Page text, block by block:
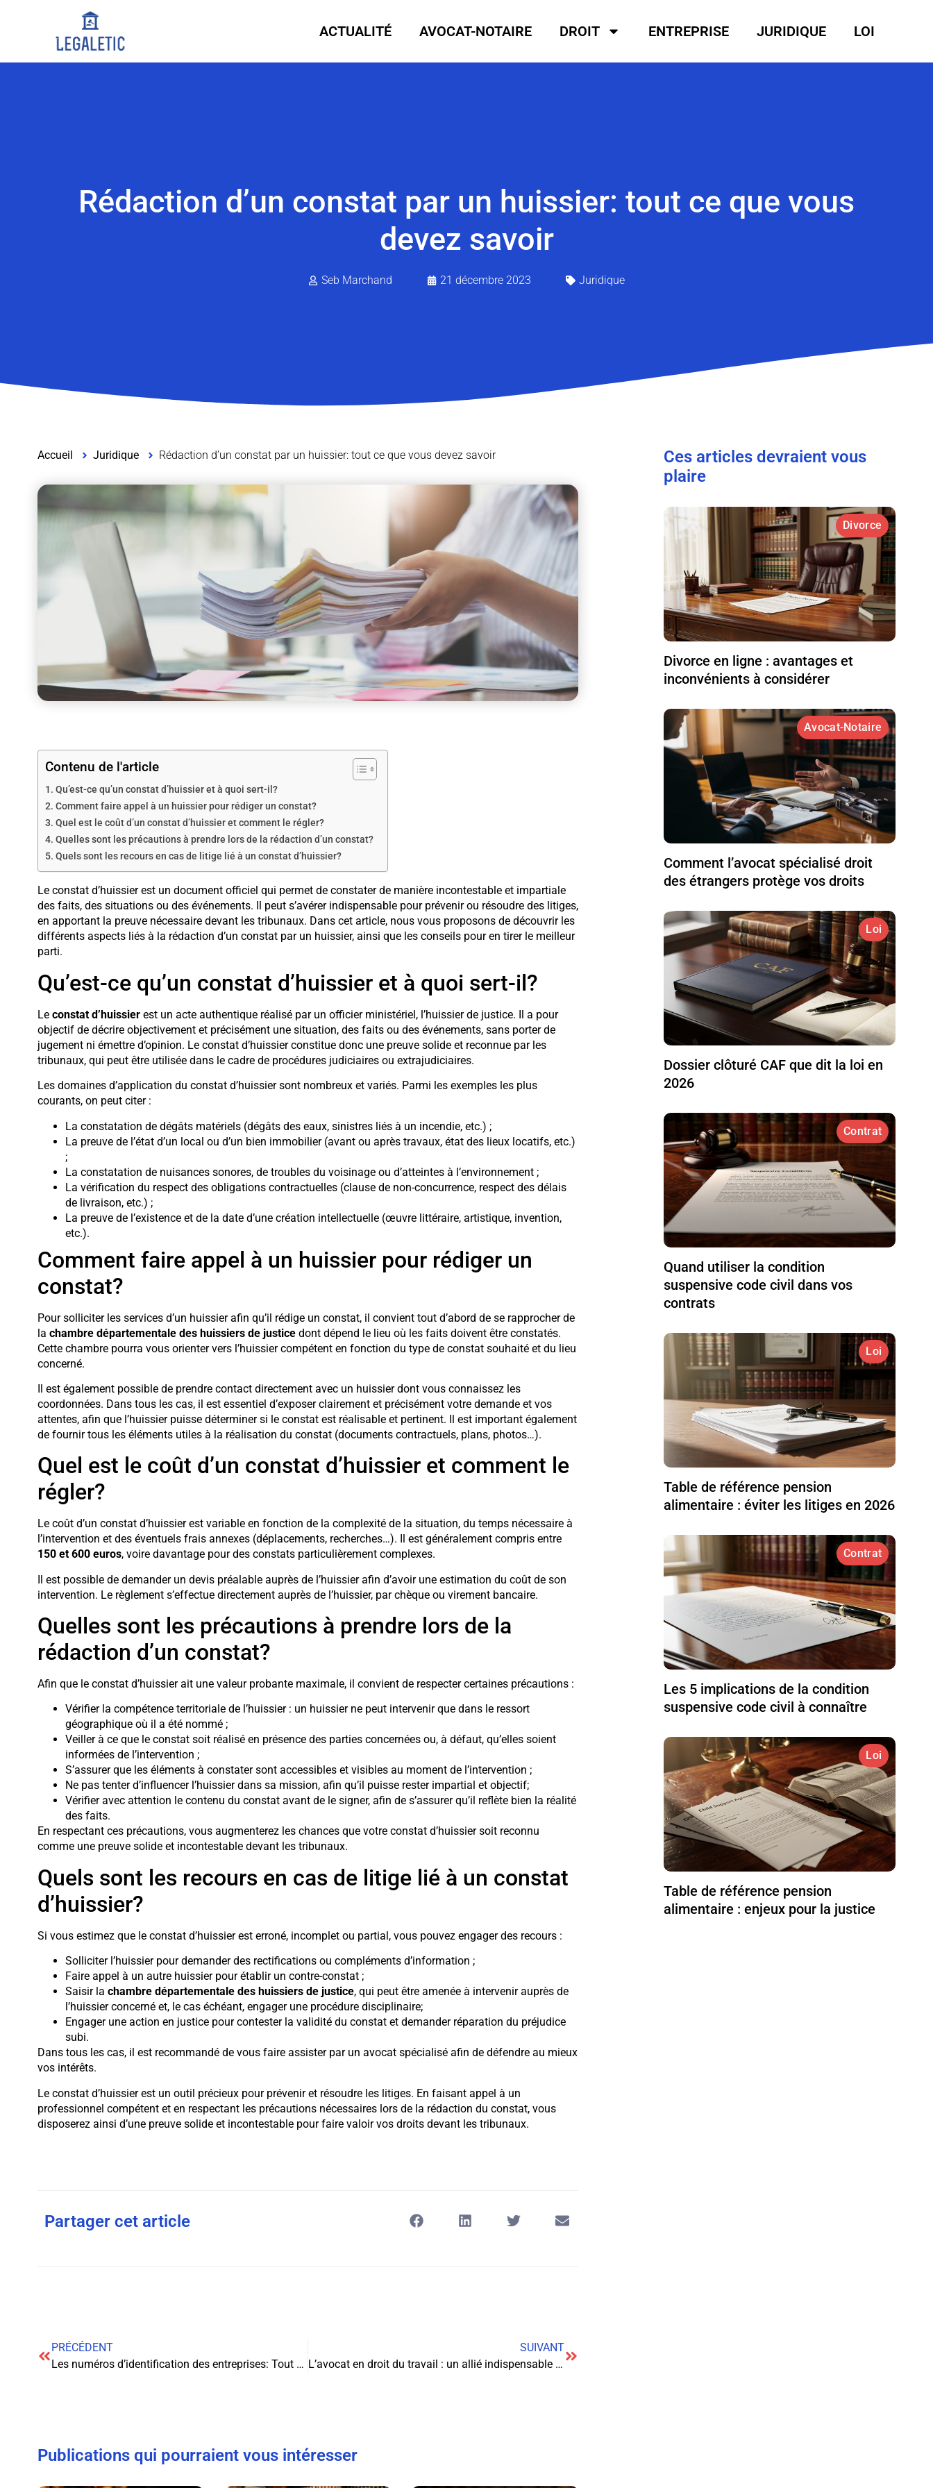
ACTUALITÉ AVOCAT-NOTAIRE DROIT ENTREPRISE JURIDIQUE LOI
Rédaction d’un constat par un huissier: tout ce que vous
devez savoir
Seb Marchand 21 décembre 2023 Juridique
Accueil Juridique Rédaction d’un constat par un huissier: tout ce que vous devez savoir
Contenu de l'article
Qu’est-ce qu’un constat d’huissier et à quoi sert-il?
Comment faire appel à un huissier pour rédiger un constat?
Quel est le coût d’un constat d’huissier et comment le régler?
Quelles sont les précautions à prendre lors de la rédaction d’un constat?
Quels sont les recours en cas de litige lié à un constat d’huissier?
Le constat d’huissier est un document officiel qui permet de constater de manière incontestable et impartiale
des faits, des situations ou des événements. Il peut s’avérer indispensable pour prévenir ou résoudre des litiges,
en apportant la preuve nécessaire devant les tribunaux. Dans cet article, nous vous proposons de découvrir les
différents aspects liés à la rédaction d’un constat par un huissier, ainsi que les conseils pour en tirer le meilleur
parti.
Qu’est-ce qu’un constat d’huissier et à quoi sert-il?
Le constat d’huissierest un acte authentique réalisé par un officier ministériel, l’huissier de justice. Il a pour
objectif de décrire objectivement et précisément une situation, des faits ou des événements, sans porter de
jugement ni émettre d’opinion. Le constat d’huissier constitue donc une preuve solide et reconnue par les
tribunaux, qui peut être utilisée dans le cadre de procédures judiciaires ou extrajudiciaires.
Les domaines d’application du constat d’huissier sont nombreux et variés. Parmi les exemples les plus
courants, on peut citer :
La constatation de dégâts matériels (dégâts des eaux, sinistres liés à un incendie, etc.) ;
La preuve de l’état d’un local ou d’un bien immobilier (avant ou après travaux, état des lieux locatifs, etc.)
;
La constatation de nuisances sonores, de troubles du voisinage ou d’atteintes à l’environnement ;
La vérification du respect des obligations contractuelles (clause de non-concurrence, respect des délais
de livraison, etc.) ;
La preuve de l’existence et de la date d’une création intellectuelle (œuvre littéraire, artistique, invention,
etc.).
Comment faire appel à un huissier pour rédiger un
constat?
Pour solliciter les services d’un huissier afin qu’il rédige un constat, il convient tout d’abord de se rapprocher de
la chambre départementale des huissiers de justicedont dépend le lieu où les faits doivent être constatés.
Cette chambre pourra vous orienter vers l’huissier compétent en fonction du type de constat souhaité et du lieu
concerné.
Il est également possible de prendre contact directement avec un huissier dont vous connaissez les
coordonnées. Dans tous les cas, il est essentiel d’exposer clairement et précisément votre demande et vos
attentes, afin que l’huissier puisse déterminer si le constat est réalisable et pertinent. Il est important également
de fournir tous les éléments utiles à la réalisation du constat (documents contractuels, plans, photos…).
Quel est le coût d’un constat d’huissier et comment le
régler?
Le coût d’un constat d’huissier est variable en fonction de la complexité de la situation, du temps nécessaire à
l’intervention et des éventuels frais annexes (déplacements, recherches…). Il est généralement compris entre
150 et 600 euros, voire davantage pour des constats particulièrement complexes.
Il est possible de demander un devis préalable auprès de l’huissier afin d’avoir une estimation du coût de son
intervention. Le règlement s’effectue directement auprès de l’huissier, par chèque ou virement bancaire.
Quelles sont les précautions à prendre lors de la
rédaction d’un constat?
Afin que le constat d’huissier ait une valeur probante maximale, il convient de respecter certaines précautions :
Vérifier la compétence territoriale de l’huissier : un huissier ne peut intervenir que dans le ressort
géographique où il a été nommé ;
Veiller à ce que le constat soit réalisé en présence des parties concernées ou, à défaut, qu’elles soient
informées de l’intervention ;
S’assurer que les éléments à constater sont accessibles et visibles au moment de l’intervention ;
Ne pas tenter d’influencer l’huissier dans sa mission, afin qu’il puisse rester impartial et objectif;
Vérifier avec attention le contenu du constat avant de le signer, afin de s’assurer qu’il reflète bien la réalité
des faits.
En respectant ces précautions, vous augmenterez les chances que votre constat d’huissier soit reconnu
comme une preuve solide et incontestable devant les tribunaux.
Quels sont les recours en cas de litige lié à un constat
d’huissier?
Si vous estimez que le constat d’huissier est erroné, incomplet ou partial, vous pouvez engager des recours :
Solliciter l’huissier pour demander des rectifications ou compléments d’information ;
Faire appel à un autre huissier pour établir un contre-constat ;
Saisir la chambre départementale des huissiers de justice, qui peut être amenée à intervenir auprès de
l’huissier concerné et, le cas échéant, engager une procédure disciplinaire;
Engager une action en justice pour contester la validité du constat et demander réparation du préjudice
subi.
Dans tous les cas, il est recommandé de vous faire assister par un avocat spécialisé afin de défendre au mieux
vos intérêts.
Le constat d’huissier est un outil précieux pour prévenir et résoudre les litiges. En faisant appel à un
professionnel compétent et en respectant les précautions nécessaires lors de la rédaction du constat, vous
disposerez ainsi d’une preuve solide et incontestable pour faire valoir vos droits devant les tribunaux.
Partager cet article
PRÉCÉDENT
Les numéros d’identification des entreprises: Tout ce que vous devez savoir
SUIVANT
L’avocat en droit du travail : un allié indispensable pour les salariés et employeurs
Publications qui pourraient vous intéresser
Ces articles devraient vous
plaire
Divorce
Divorce en ligne : avantages et
inconvénients à considérer
Avocat-Notaire
Comment l’avocat spécialisé droit
des étrangers protège vos droits
Loi
Dossier clôturé CAF que dit la loi en
2026
Contrat
Quand utiliser la condition
suspensive code civil dans vos
contrats
Loi
Table de référence pension
alimentaire : éviter les litiges en 2026
Contrat
Les 5 implications de la condition
suspensive code civil à connaître
Loi
Table de référence pension
alimentaire : enjeux pour la justice